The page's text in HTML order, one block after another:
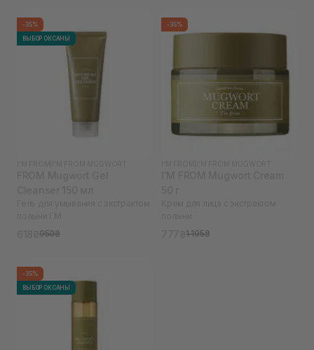
-35%
ВЫБОР ОКСАНЫ
950₴
-35%
1 195₴
-35%
ВЫБОР ОКСАНЫ